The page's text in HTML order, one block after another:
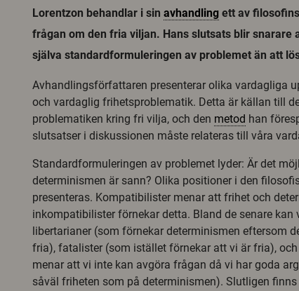
Lorentzon behandlar i sin avhandling ett av
frågan om den fria viljan. Hans slutsats blir snarare
själva standardformuleringen av problemet än att
Avhandlingsförfattaren presenterar olika vardagliga
och vardaglig frihetsproblematik. Detta är källan till
problematiken kring fri vilja, och den metod han
slutsatser i diskussionen måste relateras till våra
Standardformuleringen av problemet lyder: Är det
determinismen är sann? Olika positioner i den
presenteras. Kompatibilister menar att frihet och
inkompatibilister förnekar detta. Bland de senare kan
libertarianer (som förnekar determinismen eftersom
fria), fatalister (som istället förnekar att vi är fria),
menar att vi inte kan avgöra frågan då vi har goda
såväl friheten som på determinismen). Slutligen